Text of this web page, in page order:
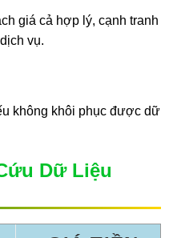
giá cả hợp lý, cạnh tranh
vụ.
không khôi phục được dữ
Dữ Liệu